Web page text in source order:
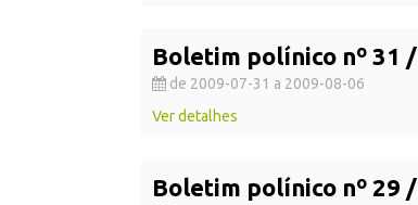
Boletim polínico nº 31 /
de 2009-07-31 a 2009-08-06
Ver detalhes
Boletim polínico nº 29 /